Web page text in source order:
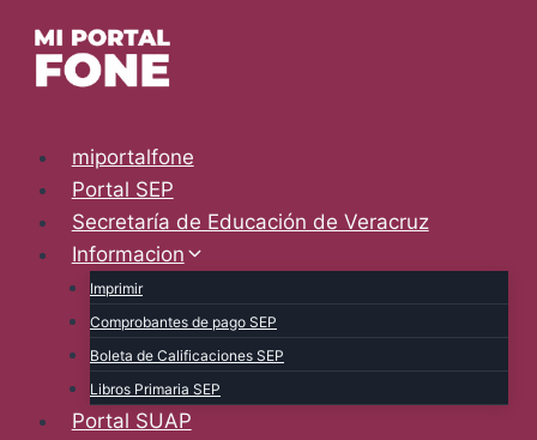
content
miportalfone
Portal SEP
Secretaría de Educación de Veracruz
Informacion
Imprimir
Comprobantes de pago SEP
Boleta de Calificaciones SEP
Libros Primaria SEP
Portal SUAP